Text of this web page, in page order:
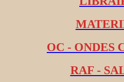
OC - ONDES
RAF -